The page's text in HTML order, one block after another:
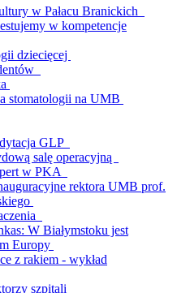
w Pałacu Branickich
w kompetencje
dziecięcej
stomatologii na UMB
GLP
salę operacyjną
w PKA
rektora UMB prof.
W Białymstoku jest
Europy
z rakiem - wykład
szpitali